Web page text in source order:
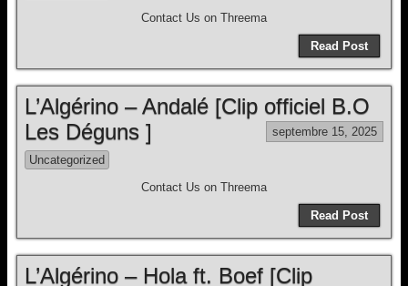
Contact Us on Threema
Read Post
L’Algérino – Andalé [Clip officiel B.O
Les Déguns ]
septembre 15, 2025
Uncategorized
Contact Us on Threema
Read Post
L’Algérino – Hola ft. Boef [Clip